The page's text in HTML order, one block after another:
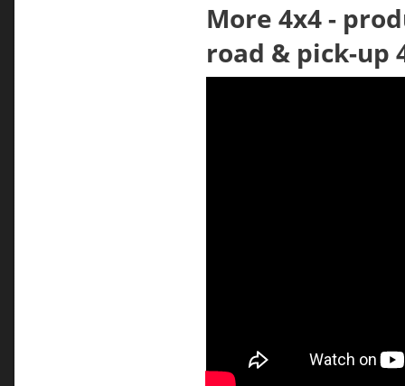
More 4x4 -
road & pick-up